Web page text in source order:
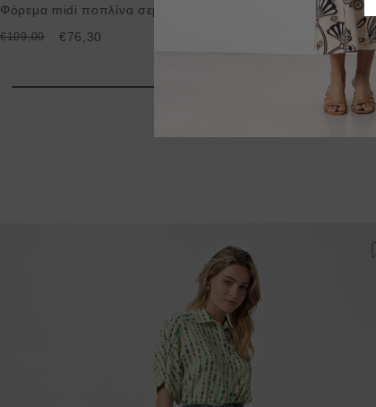
Φόρεμα midi ποπλίνα σεμιζιέ
€109,00 €76,30